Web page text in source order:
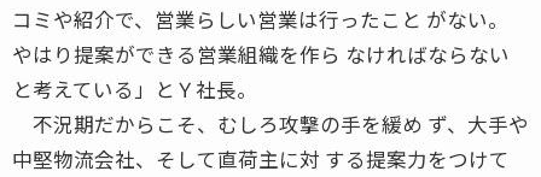
コミや紹介で、営業らしい営業は行ったこと がない。
やはり提案ができる営業組織を作ら なければならない
と考えている」とＹ社長。
不況期だからこそ、むしろ攻撃の手を緩め ず、大手や
中堅物流会社、そして直荷主に対 する提案力をつけて